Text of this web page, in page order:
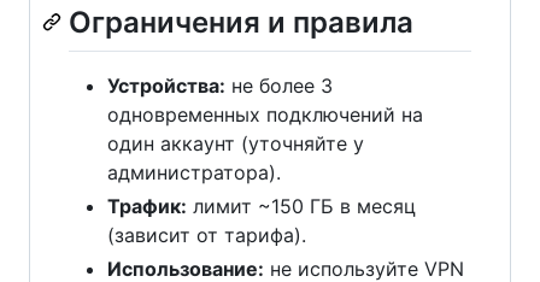
Ограничения и правила
Устройства: не более 3
одновременных подключений на
один аккаунт (уточняйте у
администратора).
Трафик: лимит ~150 ГБ в месяц
(зависит от тарифа).
Использование: не используйте VPN